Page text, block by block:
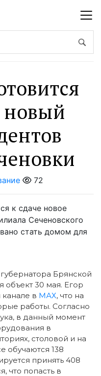
72
к сдаче новое
Сеченовского
стать домом для
Брянской
объект 30 мая. Егор
в МАХ, что на
работы. Согласно
в данный момент
в
столовой и на
обучаются 138
принять 408
что попасть в